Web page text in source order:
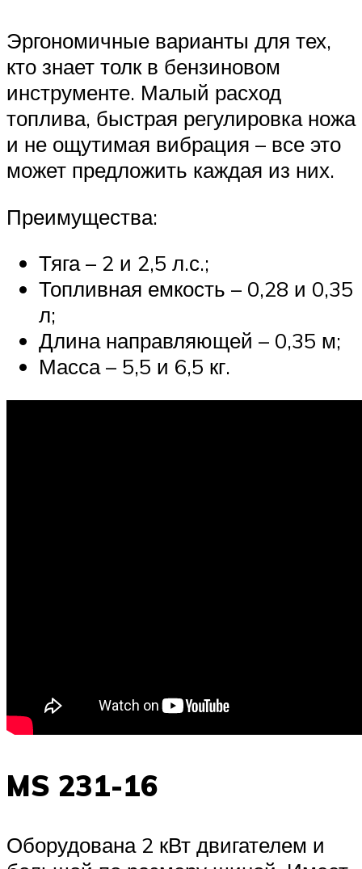
Эргономичные варианты для тех,
кто знает толк в бензиновом
инструменте. Малый расход
топлива, быстрая регулировка ножа
и не ощутимая вибрация – все это
может предложить каждая из них.
Преимущества:
Тяга – 2 и 2,5 л.с.;
Топливная емкость – 0,28 и 0,35
л;
Длина направляющей – 0,35 м;
Масса – 5,5 и 6,5 кг.
MS 231-16
Оборудована 2 кВт двигателем и